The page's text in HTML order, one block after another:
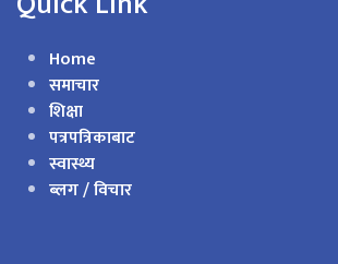
Home
समाचार
शिक्षा
पत्रपत्रिकाबाट
स्वास्थ्य
ब्लग / विचार